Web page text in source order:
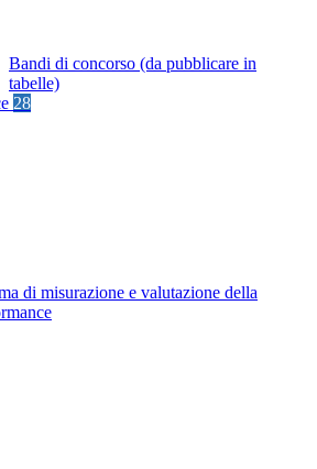
Bandi di concorso (da pubblicare in
tabelle)
28
di misurazione e valutazione della